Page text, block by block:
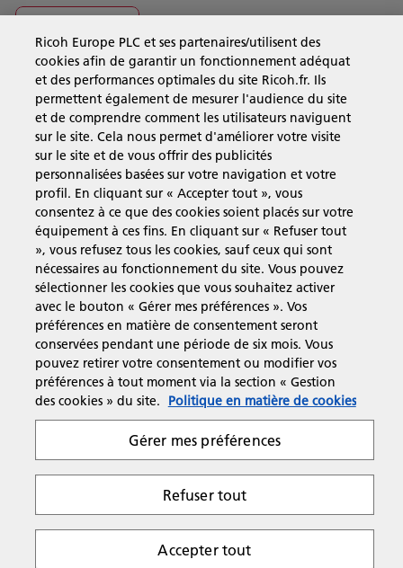
Solutions pour les entreprises
Produits et Services
Assistance & Contact
Ressources
Suivez-nous
Respect de la vie privée
Conditions d'utilisation
Gestion des cookies
Copyright 2026 Ricoh. All rights reserved.
Ricoh Europe PLC et ses partenaires/utilisent des
cookies afin de garantir un fonctionnement adéquat
et des performances optimales du site Ricoh.fr. Ils
permettent également de mesurer l'audience du site
et de comprendre comment les utilisateurs naviguent
sur le site. Cela nous permet d'améliorer votre visite
sur le site et de vous offrir des publicités
personnalisées basées sur votre navigation et votre
profil. En cliquant sur « Accepter tout », vous
consentez à ce que des cookies soient placés sur votre
équipement à ces fins. En cliquant sur « Refuser tout
», vous refusez tous les cookies, sauf ceux qui sont
nécessaires au fonctionnement du site. Vous pouvez
sélectionner les cookies que vous souhaitez activer
avec le bouton « Gérer mes préférences ». Vos
préférences en matière de consentement seront
conservées pendant une période de six mois. Vous
pouvez retirer votre consentement ou modifier vos
préférences à tout moment via la section « Gestion
des cookies » du site.
Politique en matière de cookies
Gérer mes préférences
Refuser tout
Accepter tout